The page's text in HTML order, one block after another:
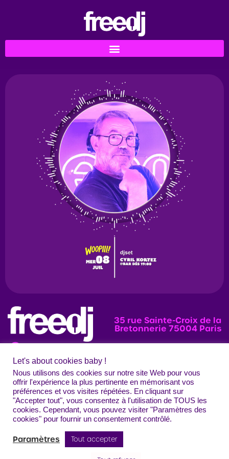
35 rue Sainte-Croix de la
Bretonnerie 75004 Paris
News Programmation Évènements
Photos
ContactMentions légalesConfidentialitéCGUCrédits
Freedj Paris – Tous droits réservés
Let's about cookies baby !
Nous utilisons des cookies sur notre site Web pour vous
offrir l'expérience la plus pertinente en mémorisant vos
préférences et vos visites répétées. En cliquant sur
"Accepter tout", vous consentez à l'utilisation de TOUS les
cookies. Cependant, vous pouvez visiter "Paramètres des
cookies" pour fournir un consentement contrôlé.
Paramètres Tout accepter